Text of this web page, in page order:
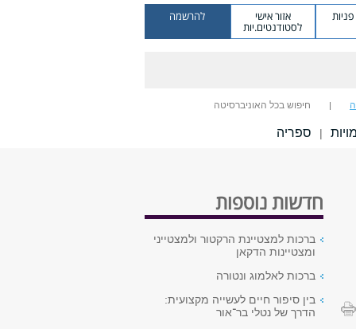
אזור אישי
לסטודנטים.יות
להרשמה
חיפוש בכל האוניברסיטה
| ספריה
חדשות נוספות
ברכות למצטיינת הרקטור ולמצטייני
ומצטיינות הדקאן
ברכות לאלמוג ונטורה
בין סיפור חיים לעשייה מקצועית:
הדרך של נטלי בר־אור